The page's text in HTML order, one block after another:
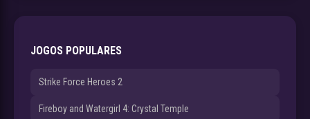
JOGOS POPULARES
Strike Force Heroes 2
Fireboy and Watergirl 4: Crystal Temple